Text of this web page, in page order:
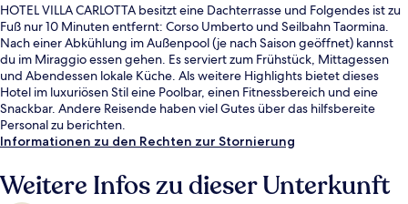
HOTEL VILLA CARLOTTA besitzt eine Dachterrasse und Folgendes ist zu
Fuß nur 10 Minuten entfernt: Corso Umberto und Seilbahn Taormina.
Nach einer Abkühlung im Außenpool (je nach Saison geöffnet) kannst
du im Miraggio essen gehen. Es serviert zum Frühstück, Mittagessen
und Abendessen lokale Küche. Als weitere Highlights bietet dieses
Hotel im luxuriösen Stil eine Poolbar, einen Fitnessbereich und eine
Snackbar. Andere Reisende haben viel Gutes über das hilfsbereite
Personal zu berichten.
Informationen zu den Rechten zur Stornierung
Weitere Infos zu dieser Unterkunft